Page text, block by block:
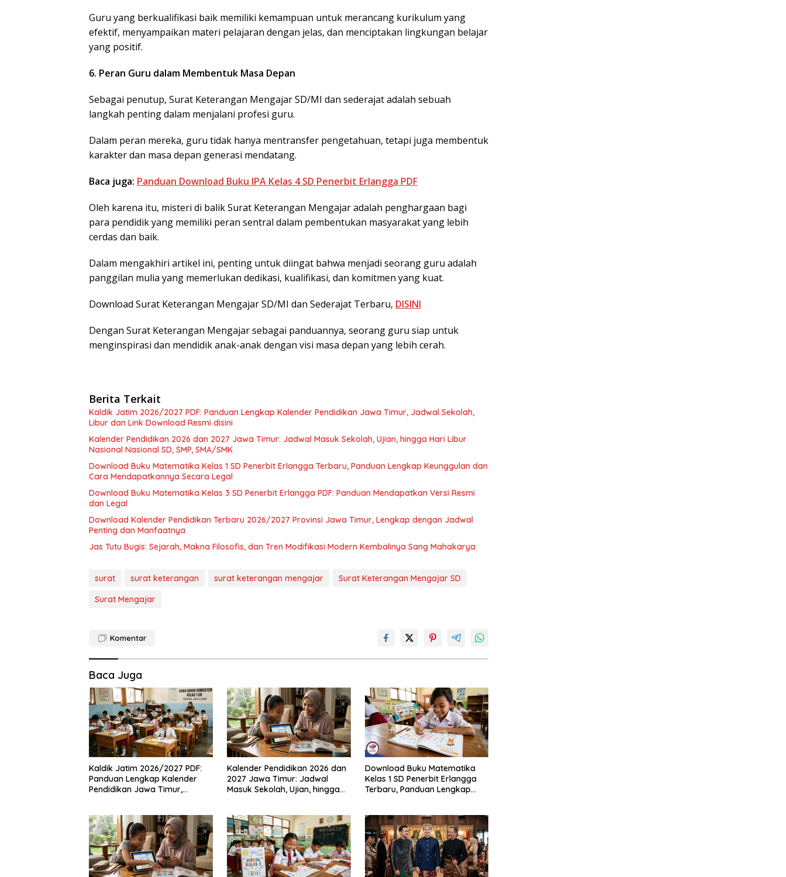
Guru yang berkualifikasi baik memiliki kemampuan untuk merancang kurikulum yang
efektif, menyampaikan materi pelajaran dengan jelas, dan menciptakan lingkungan belajar
yang positif.
6. Peran Guru dalam Membentuk Masa Depan
Sebagai penutup, Surat Keterangan Mengajar SD/MI dan sederajat adalah sebuah
langkah penting dalam menjalani profesi guru.
Dalam peran mereka, guru tidak hanya mentransfer pengetahuan, tetapi juga membentuk
karakter dan masa depan generasi mendatang.
Baca juga: Panduan Download Buku IPA Kelas 4 SD Penerbit Erlangga PDF
Oleh karena itu, misteri di balik Surat Keterangan Mengajar adalah penghargaan bagi
para pendidik yang memiliki peran sentral dalam pembentukan masyarakat yang lebih
cerdas dan baik.
Dalam mengakhiri artikel ini, penting untuk diingat bahwa menjadi seorang guru adalah
panggilan mulia yang memerlukan dedikasi, kualifikasi, dan komitmen yang kuat.
Download Surat Keterangan Mengajar SD/MI dan Sederajat Terbaru, DISINI
Dengan Surat Keterangan Mengajar sebagai panduannya, seorang guru siap untuk
menginspirasi dan mendidik anak-anak dengan visi masa depan yang lebih cerah.
Berita Terkait
Kaldik Jatim 2026/2027 PDF: Panduan Lengkap Kalender Pendidikan Jawa Timur, Jadwal Sekolah,
Libur dan Link Download Resmi disini
Kalender Pendidikan 2026 dan 2027 Jawa Timur: Jadwal Masuk Sekolah, Ujian, hingga Hari Libur
Nasional Nasional SD, SMP, SMA/SMK
Download Buku Matematika Kelas 1 SD Penerbit Erlangga Terbaru, Panduan Lengkap Keunggulan dan
Cara Mendapatkannya Secara Legal
Download Buku Matematika Kelas 3 SD Penerbit Erlangga PDF: Panduan Mendapatkan Versi Resmi
dan Legal
Download Kalender Pendidikan Terbaru 2026/2027 Provinsi Jawa Timur, Lengkap dengan Jadwal
Penting dan Manfaatnya
Jas Tutu Bugis: Sejarah, Makna Filosofis, dan Tren Modifikasi Modern Kembalinya Sang Mahakarya
surat surat keterangan surat keterangan mengajar
Surat Keterangan Mengajar SD
Surat Mengajar
Komentar
Baca Juga
Kaldik Jatim 2026/2027 PDF:
Panduan Lengkap Kalender
Pendidikan Jawa Timur,
Kalender Pendidikan 2026 dan
2027 Jawa Timur: Jadwal
Masuk Sekolah, Ujian, hingga
Download Buku Matematika
Kelas 1 SD Penerbit Erlangga
Terbaru, Panduan Lengkap